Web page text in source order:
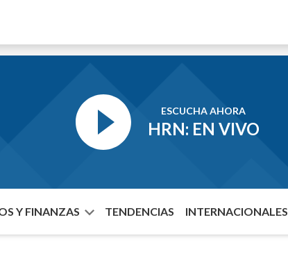
ESCUCHA AHORA
HRN: EN VIVO
Y FINANZAS TENDENCIAS INTERNACIONALES